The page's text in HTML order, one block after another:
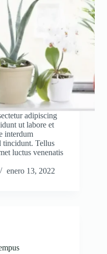
adipiscing
ut labore et
interdum
tincidunt. Tellus
luctus venenatis
enero 13, 2022